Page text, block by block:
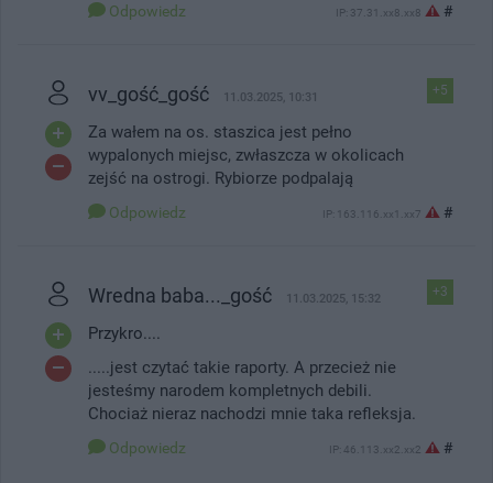
Odpowiedz IP: 37.31.xx8.xx8 #
+5
vv_gość_gość 11.03.2025, 10:31
Za wałem na os. staszica jest pełno
wypalonych miejsc, zwłaszcza w okolicach
zejść na ostrogi. Rybiorze podpalają
Odpowiedz IP: 163.116.xx1.xx7 #
+3
Wredna baba..._gość 11.03.2025, 15:32
Przykro....
.....jest czytać takie raporty. A przecież nie
jesteśmy narodem kompletnych debili.
Chociaż nieraz nachodzi mnie taka refleksja.
Odpowiedz IP: 46.113.xx2.xx2 #